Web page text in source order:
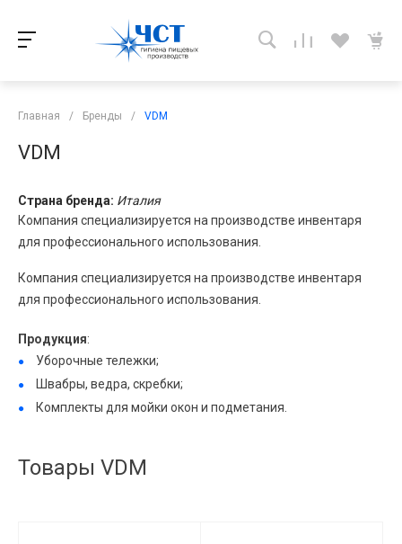
Главная / Бренды / VDM
VDM
Страна бренда: Италия
Компания специализируется на производстве инвентаря
для профессионального использования.
Компания специализируется на производстве инвентаря
для профессионального использования.
Продукция:
Уборочные тележки;
Швабры, ведра, скребки;
Комплекты для мойки окон и подметания.
Товары VDM